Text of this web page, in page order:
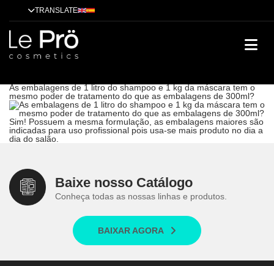
TRANSLATE
As embalagens de 1 litro do shampoo e 1 kg da máscara tem o
mesmo poder de tratamento do que as embalagens de 300ml?
As embalagens de 1 litro do shampoo e 1 kg da máscara tem o
mesmo poder de tratamento do que as embalagens de 300ml?
Sim! Possuem a mesma formulação, as embalagens maiores são
indicadas para uso profissional pois usa-se mais produto no dia a
dia do salão.
Baixe nosso Catálogo
Conheça todas as nossas linhas e produtos.
BAIXAR AGORA